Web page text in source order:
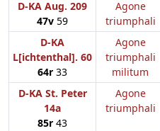
D-KA Aug. 209
47v 59
Agone
triumphali
D-KA
L[ichtenthal]. 60
64r 33
Agone
triumphali
militum
D-KA St. Peter
14a
85r 43
Agone
triumphali